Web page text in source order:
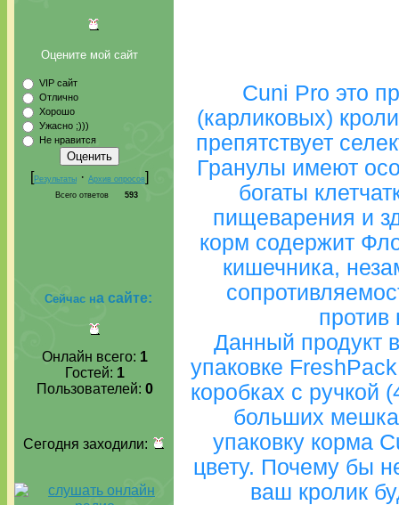
Оцените мой сайт
VIP сайт
Отлично
Хорошо
Ужасно ;)))
Не нравится
[Результаты · Архив опросов]
Всего ответов 593
Сейчас на сайте:
Онлайн всего: 1
Гостей: 1
Пользователей: 0
Сегодня заходили:
Cuni Pro это
(карликовых)
препятствует
Гранулы имеют
богаты
пищеварения и
корм содержит
кишечника,
против
Данный продукт
упаковке
коробках с ручкой
больших
упаковку корма
цвету. Почему бы
ваш кролик